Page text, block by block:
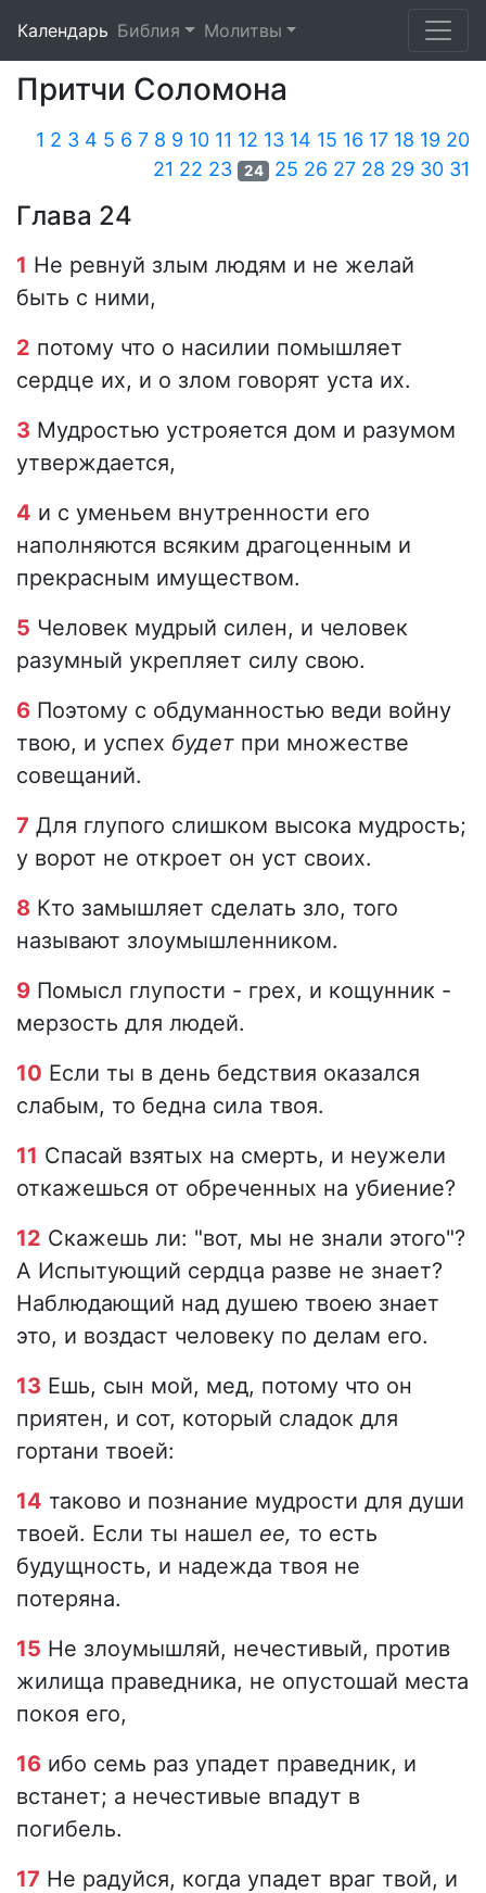
Календарь Библия Молитвы
Притчи Соломона
1 2 3 4 5 6 7 8 9 10 11 12 13 14 15 16 17 18 19 20
21 22 23 24 25 26 27 28 29 30 31
Глава 24
1 Не ревнуй злым людям и не желай
быть с ними,
2 потому что о насилии помышляет
сердце их, и о злом говорят уста их.
3 Мудростью устрояется дом и разумом
утверждается,
4 и с уменьем внутренности его
наполняются всяким драгоценным и
прекрасным имуществом.
5 Человек мудрый силен, и человек
разумный укрепляет силу свою.
6 Поэтому с обдуманностью веди войну
твою, и успех будет при множестве
совещаний.
7 Для глупого слишком высока мудрость;
у ворот не откроет он уст своих.
8 Кто замышляет сделать зло, того
называют злоумышленником.
9 Помысл глупости - грех, и кощунник -
мерзость для людей.
10 Если ты в день бедствия оказался
слабым, то бедна сила твоя.
11 Спасай взятых на смерть, и неужели
откажешься от обреченных на убиение?
12 Скажешь ли: "вот, мы не знали этого"?
А Испытующий сердца разве не знает?
Наблюдающий над душею твоею знает
это, и воздаст человеку по делам его.
13 Ешь, сын мой, мед, потому что он
приятен, и сот, который сладок для
гортани твоей:
14 таково и познание мудрости для души
твоей. Если ты нашел ее, то есть
будущность, и надежда твоя не
потеряна.
15 Не злоумышляй, нечестивый, против
жилища праведника, не опустошай места
покоя его,
16 ибо семь раз упадет праведник, и
встанет; а нечестивые впадут в
погибель.
17 Не радуйся, когда упадет враг твой, и